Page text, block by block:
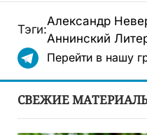
Тэги:
Александр
Аннинский
Перейти в нашу
СВЕЖИЕ